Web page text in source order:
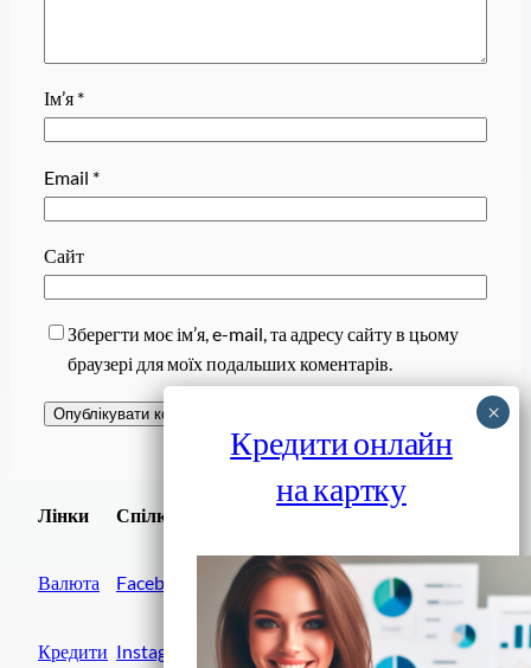
Ім’я *
Email *
Сайт
Зберегти моє ім’я, e-mail, та адресу сайту в цьому
браузері для моїх подальших коментарів.
Лінки
Валюта
Кредити
Спілки
Facebook
Instagram
Завантажити
Кредити онлайн
на картку